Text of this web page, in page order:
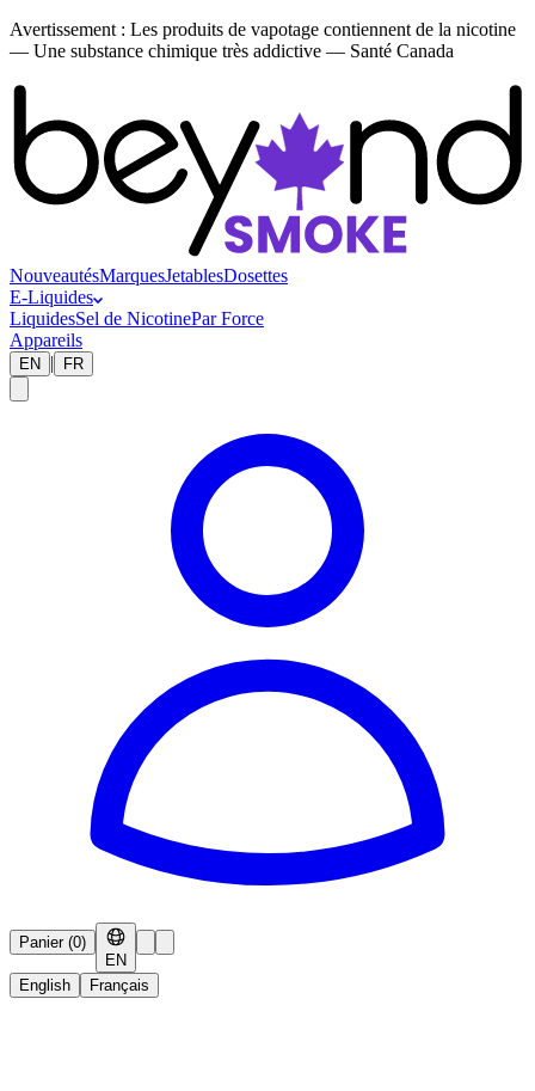
Avertissement : Les produits de vapotage contiennent de la nicotine
— Une substance chimique très addictive — Santé Canada
NouveautésMarquesJetablesDosettes
E-Liquides
LiquidesSel de NicotinePar Force
Appareils
EN | FR
Panier(0)
EN
English
Français